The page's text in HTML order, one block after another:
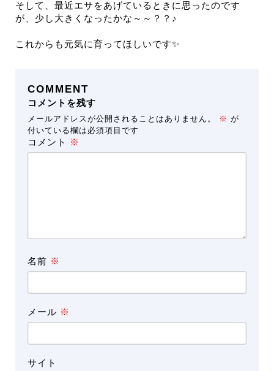
そして、最近エサをあげているときに思ったのです
が、少し大きくなったかな～～？？♪
これからも元気に育ってほしいです✨
COMMENT
コメントを残す
メールアドレスが公開されることはありません。 ※ が
付いている欄は必須項目です
コメント ※
名前 ※
メール ※
サイト